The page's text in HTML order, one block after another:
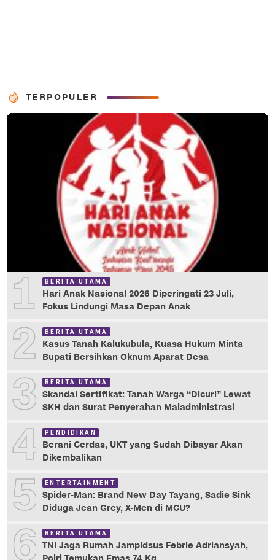
TERPOPULER
1 BERITA UTAMA
Hari Anak Nasional 2026 Diperingati 23 Juli,
Fokus Lindungi Masa Depan Anak
2 BERITA UTAMA
Kasus Tanah Kalukubula, Kuasa Hukum Minta
Bupati Bersihkan Oknum Aparat Desa
3 BERITA UTAMA
Skandal Sertifikat: Tanah Warga “Dicuri” Lewat
SKH dan Surat Penyerahan Maladministrasi
4 PENDIDIKAN
Berani Cerdas, UKT yang Sudah Dibayar Akan
Dikembalikan
5 ENTERTAINMENT
Spider-Man: Brand New Day Tayang, Sadie Sink
Diduga Jean Grey, X-Men di MCU?
6 BERITA UTAMA
TNI Jaga Rumah Jampidsus Febrie Adriansyah,